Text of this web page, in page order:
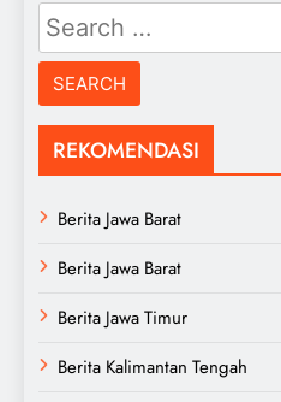
Search
for:
REKOMENDASI
Berita Jawa Barat
Berita Jawa Barat
Berita Jawa Timur
Berita Kalimantan Tengah